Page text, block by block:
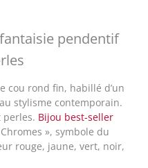
pendentif
cou rond fin, habillé d’un
stylisme contemporain.
perles. Bijou best-seller
», symbole du
rouge, jaune, vert, noir,